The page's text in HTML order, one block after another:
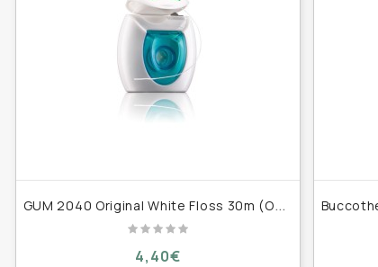
G
UM 2040 Original White Floss 30m (Ορθοδοντικό νήμα)
4,40€